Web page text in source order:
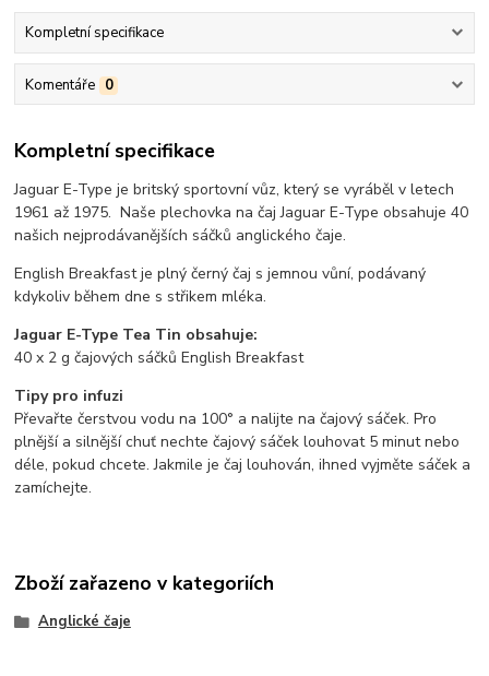
Kompletní specifikace
Komentáře 0
Kompletní specifikace
Jaguar E-Type je britský sportovní vůz, který se vyráběl v letech
1961 až 1975. Naše plechovka na čaj Jaguar E-Type obsahuje 40
našich nejprodávanějších sáčků anglického čaje.
English Breakfast je plný černý čaj s jemnou vůní, podávaný
kdykoliv během dne s střikem mléka.
Jaguar E-Type Tea Tin obsahuje:
40 x 2 g čajových sáčků English Breakfast
Tipy pro infuzi
Převařte čerstvou vodu na 100° a nalijte na čajový sáček. Pro
plnější a silnější chuť nechte čajový sáček louhovat 5 minut nebo
déle, pokud chcete. Jakmile je čaj louhován, ihned vyjměte sáček a
zamíchejte.
Zboží zařazeno v kategoriích
Anglické čaje